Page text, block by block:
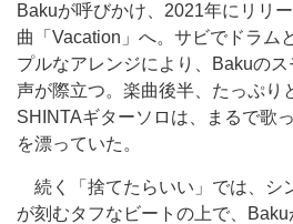
Bakuが呼びかけ、2021年にリリ
曲「Vacation」へ。サビでドラム
プルなアレンジにより、Bakuの
声が際立つ。楽曲後半、たっぷり
SHINTAギターソロは、まるで歌
を漂っていた。
続く「捨てたらいい」では、シ
が刻むタフなビートの上で、